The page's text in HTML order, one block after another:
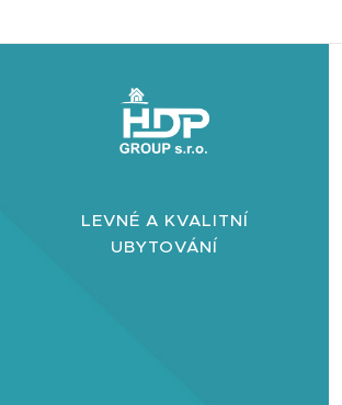
LEVNÉ A KVALITNÍ
UBYTOVÁNÍ